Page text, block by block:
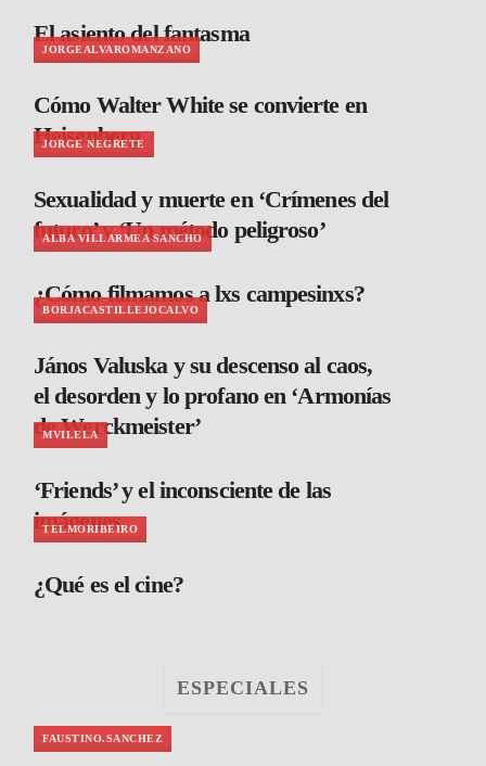
El asiento del fantasma
JORGEALVAROMANZANO
Cómo Walter White se convierte en
Heisenberg
JORGE NEGRETE
Sexualidad y muerte en ‘Crímenes del
futuro’ y ‘Un método peligroso’
ALBA VILLARMEA SANCHO
¿Cómo filmamos a lxs campesinxs?
BORJACASTILLEJOCALVO
János Valuska y su descenso al caos,
el desorden y lo profano en ‘Armonías
de Werckmeister’
MVILELA
‘Friends’ y el inconsciente de las
imágenes
TELMORIBEIRO
¿Qué es el cine?
ESPECIALES
FAUSTINO.SANCHEZ